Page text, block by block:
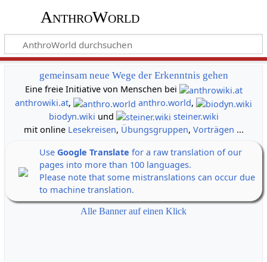
AnthroWorld
gemeinsam neue Wege der Erkenntnis gehen
Eine freie Initiative von Menschen bei
anthrowiki.at, anthro.world,
biodyn.wiki und
steiner.wiki
mit online Lesekreisen, Übungsgruppen, Vorträgen ...
Use Google Translate for a raw translation of our
pages into more than 100 languages.
Please note that some mistranslations can occur due
to machine translation.
Alle Banner auf einen Klick